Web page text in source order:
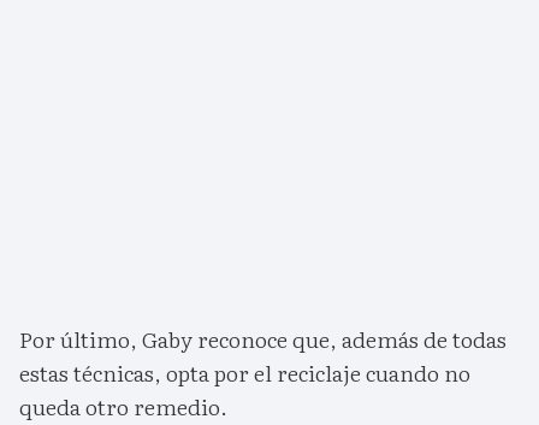
Por último, Gaby reconoce que, además de todas
estas técnicas, opta por el reciclaje cuando no
queda otro remedio.